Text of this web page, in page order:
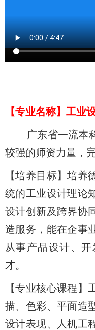
【专业名称】 工业
广东省一流本
较强的师资力量，
【培养目标】培养
统的工业设计理论
设计创新及跨界协
造服务，能在企事
从事产品设计、
才。
【专业核心课程
描、色彩、平面造
设计表现、人机工